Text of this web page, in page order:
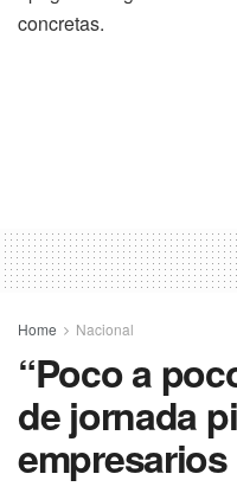
concretas.
Home Nacional
“Poco a
de jornada
empresarios